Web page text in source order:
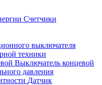
Счетчики
выключателя
техники
Выключатель концевой
давления
Датчик